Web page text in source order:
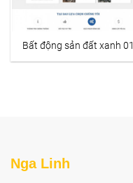
Bất động sản đất xanh 01
Nga Linh